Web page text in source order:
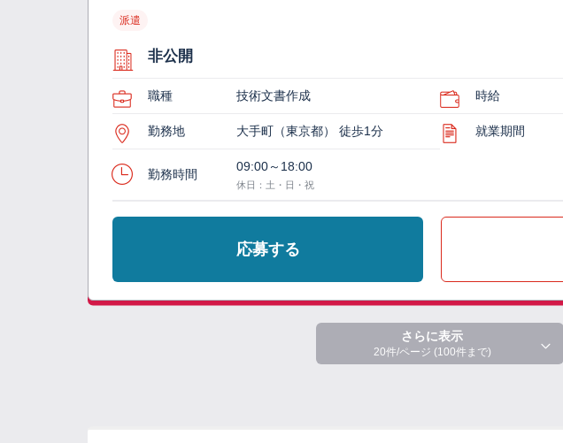
派遣
非公開
職種 技術文書作成 時給
勤務地 大手町（東京都） 徒歩1分 就業期間
勤務時間
09:00～18:00
休日：土・日・祝
応募する
さらに表示
20件/ページ (100件まで)